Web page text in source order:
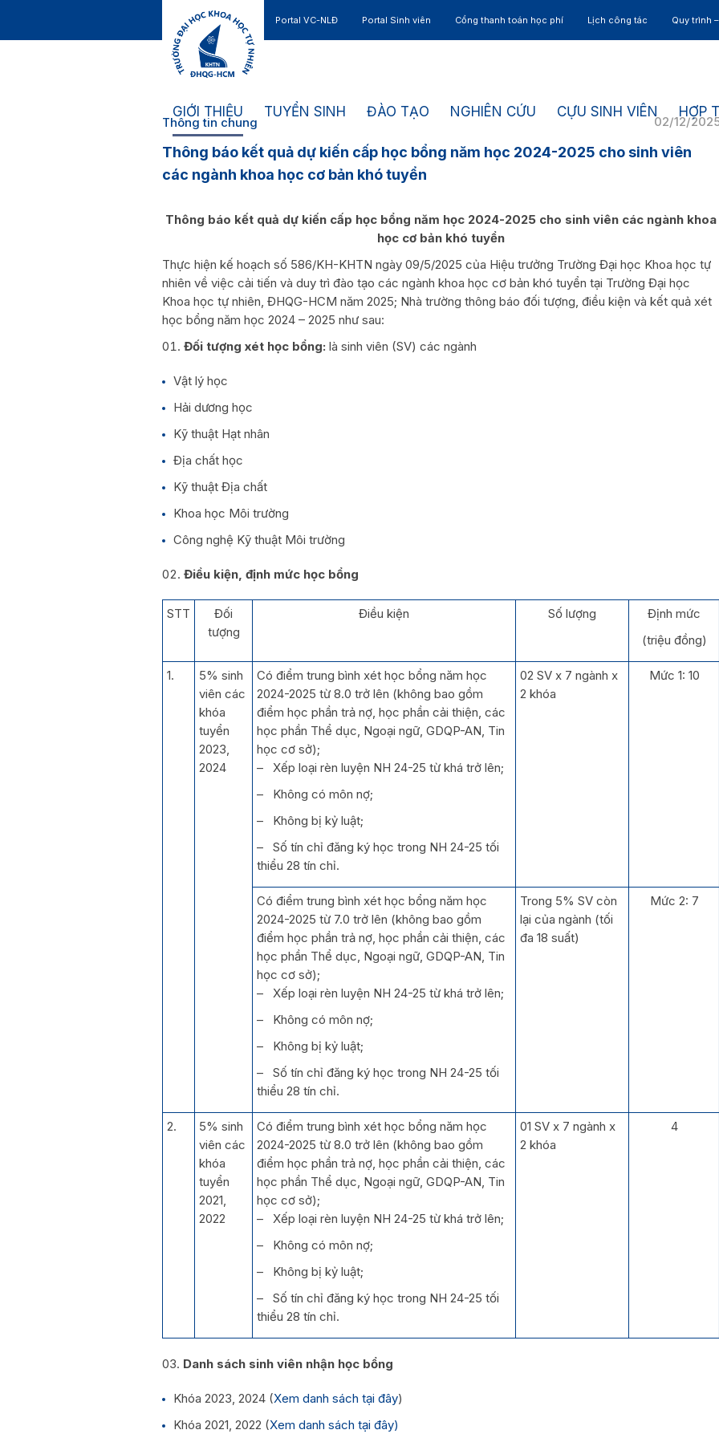
Portal VC-NLĐ Portal Sinh viên Cổng thanh toán học phí Lịch công tác Quy trình
GIỚI THIỆU TUYỂN SINH ĐÀO TẠO NGHIÊN CỨU CỰU SINH VIÊN HỢP
02/12/
Thông tin chung
Thông báo kết quả dự kiến cấp học bổng năm học 2024-2025 cho sinh viên
các ngành khoa học cơ bản khó tuyển
Thông báo kết quả dự kiến cấp học bổng năm học 2024-2025 cho sinh viên các ngành khoa
học cơ bản khó tuyển
Thực hiện kế hoạch số 586/KH-KHTN ngày 09/5/2025 của Hiệu trưởng Trường Đại học Khoa học tự
nhiên về việc cải tiến và duy trì đào tạo các ngành khoa học cơ bản khó tuyển tại Trường Đại học
Khoa học tự nhiên, ĐHQG-HCM năm 2025; Nhà trường thông báo đối tượng, điều kiện và kết quả xét
học bổng năm học 2024 – 2025 như sau:
Đối tượng xét học bổng: là sinh viên (SV) các ngành
Vật lý học
Hải dương học
Kỹ thuật Hạt nhân
Địa chất học
Kỹ thuật Địa chất
Khoa học Môi trường
Công nghệ Kỹ thuật Môi trường
Điều kiện, định mức học bổng
STT
Đối
tượng
Điều kiện Số lượng
Định mức
(triệu đồng)
1.
5% sinh
viên các
khóa
tuyển
2023,
2024
Có điểm trung bình xét học bổng năm học
2024-2025 từ 8.0 trở lên (không bao gồm
điểm học phần trả nợ, học phần cải thiện, các
học phần Thể dục, Ngoại ngữ, GDQP-AN, Tin
học cơ sở);
– Xếp loại rèn luyện NH 24-25 từ khá trở lên;
– Không có môn nợ;
– Không bị kỷ luật;
– Số tín chỉ đăng ký học trong NH 24-25 tối
thiểu 28 tín chỉ.
02 SV x 7 ngành x
2 khóa
Mức 1: 10
Có điểm trung bình xét học bổng năm học
2024-2025 từ 7.0 trở lên (không bao gồm
điểm học phần trả nợ, học phần cải thiện, các
học phần Thể dục, Ngoại ngữ, GDQP-AN, Tin
học cơ sở);
– Xếp loại rèn luyện NH 24-25 từ khá trở lên;
– Không có môn nợ;
– Không bị kỷ luật;
– Số tín chỉ đăng ký học trong NH 24-25 tối
thiểu 28 tín chỉ.
Trong 5% SV còn
lại của ngành (tối
đa 18 suất)
Mức 2: 7
2.
5% sinh
viên các
khóa
tuyển
2021,
2022
Có điểm trung bình xét học bổng năm học
2024-2025 từ 8.0 trở lên (không bao gồm
điểm học phần trả nợ, học phần cải thiện, các
học phần Thể dục, Ngoại ngữ, GDQP-AN, Tin
học cơ sở);
– Xếp loại rèn luyện NH 24-25 từ khá trở lên;
– Không có môn nợ;
– Không bị kỷ luật;
– Số tín chỉ đăng ký học trong NH 24-25 tối
thiểu 28 tín chỉ.
01 SV x 7 ngành x
2 khóa
4
Danh sách sinh viên nhận học bổng
Khóa 2023, 2024 (Xem danh sách tại đây)
Khóa 2021, 2022 (Xem danh sách tại đây)